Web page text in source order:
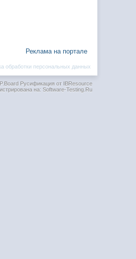
Реклама на портале
обработки персональных данных
Русификация от IBResource
на: Software-Testing.Ru